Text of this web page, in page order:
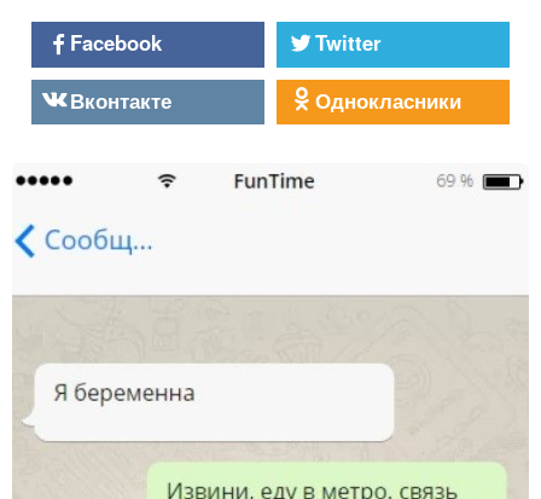
Facebook
Twitter
Вконтакте
Однокласники